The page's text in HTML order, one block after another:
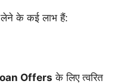
के कई लाभ हैं:
Offers के लिए त्वरित